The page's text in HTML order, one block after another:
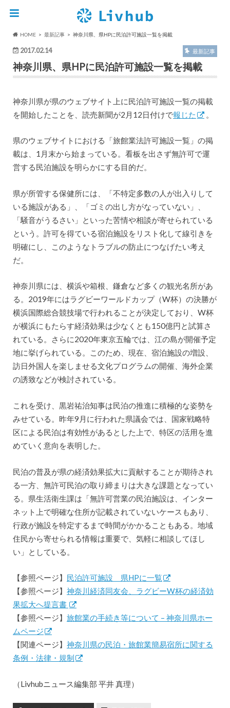
HOME 最新記事 神奈川県、県HPに民泊許可施設一覧を掲載
2017.02.14 最新記事
神奈川県、県HPに民泊許可施設一覧を掲載
神奈川県が県のウェブサイト上に民泊許可施設一覧の掲載
を開始したことを、読売新聞が2月12日付けで報じた 。
県のウェブサイトにおける「旅館業法許可施設一覧」の掲
載は、1月末から始まっている。看板を出さず無許可で運
営する民泊施設を明らかにする目的だ。
県が所管する保健所には、「不特定多数の人が出入りして
いる施設がある」、「ゴミの出し方がなっていない」、
「騒音がうるさい」といった苦情や相談が寄せられている
という。許可を得ている宿泊施設をリスト化して線引きを
明確にし、このようなトラブルの防止につなげたい考え
だ。
神奈川県には、横浜や箱根、鎌倉など多くの観光名所があ
る。2019年にはラグビーワールドカップ（W杯）の決勝が
横浜国際総合競技場で行われることが決定しており、W杯
が横浜にもたらす経済効果は少なくとも150億円と試算さ
れている。さらに2020年東京五輪では、江の島が開催予定
地に挙げられている。このため、現在、宿泊施設の増設、
訪日外国人を楽しませる文化プログラムの開催、海外企業
の誘致などが検討されている。
これを受け、黒岩祐治知事は民泊の推進に積極的な姿勢を
みせている。昨年9月に行われた県議会では、国家戦略特
区による民泊は有効性があるとした上で、特区の活用を進
めていく意向を表明した。
民泊の普及が県の経済効果拡大に貢献することが期待され
る一方、無許可民泊の取り締まりは大きな課題となってい
る。県生活衛生課は「無許可営業の民泊施設は、インター
ネット上で明確な住所が記載されていないケースもあり、
行政が施設を特定するまで時間がかかることもある。地域
住民から寄せられる情報は重要で、気軽に相談してほし
い」としている。
【参照ページ】 民泊許可施設 県HPに一覧
【参照ページ】 神奈川経済同友会、ラグビーW杯の経済効
果拡大へ提言書
【参照ページ】 旅館業の手続き等について – 神奈川県ホー
ムページ
【関連ページ】 神奈川県の民泊・旅館業簡易宿所に関する
条例・法律・規制
（Livhubニュース編集部 平井 真理）